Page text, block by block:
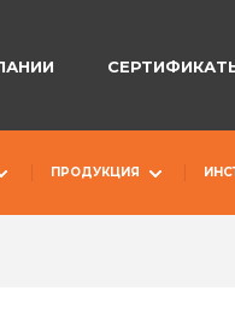
ПРОДУКЦИЯ